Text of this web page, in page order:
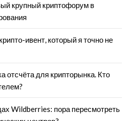
крупный криптофорум в
ивент, который я точно не
отсчёта для крипторынка. Кто
Wildberries: пора пересмотреть